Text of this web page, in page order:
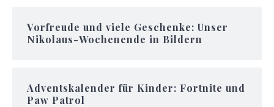
Vorfreude und viele Geschenke: Unser
Nikolaus-Wochenende in Bildern
Adventskalender für Kinder: Fortnite und
Paw Patrol